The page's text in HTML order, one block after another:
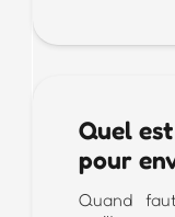
Quel
pour
Quand